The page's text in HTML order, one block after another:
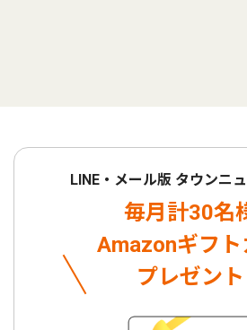
LINE・メール版 タウンニ
毎月計30名
Amazonギフト
プレゼント